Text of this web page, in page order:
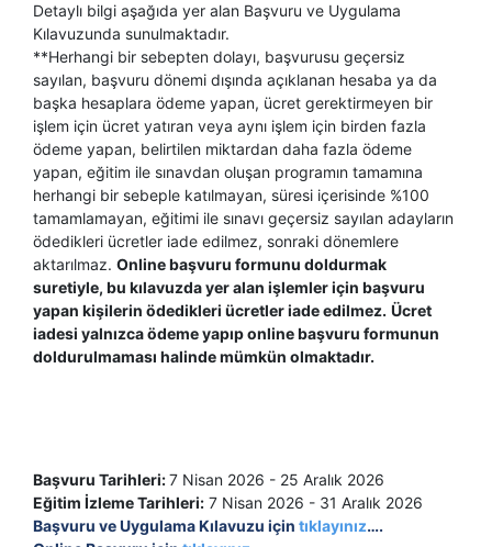
Detaylı bilgi aşağıda yer alan Başvuru ve Uygulama
Kılavuzunda sunulmaktadır.
**Herhangi bir sebepten dolayı, başvurusu geçersiz
sayılan, başvuru dönemi dışında açıklanan hesaba ya da
başka hesaplara ödeme yapan, ücret gerektirmeyen bir
işlem için ücret yatıran veya aynı işlem için birden fazla
ödeme yapan, belirtilen miktardan daha fazla ödeme
yapan, eğitim ile sınavdan oluşan programın tamamına
herhangi bir sebeple katılmayan, süresi içerisinde %100
tamamlamayan, eğitimi ile sınavı geçersiz sayılan adayların
ödedikleri ücretler iade edilmez, sonraki dönemlere
aktarılmaz. Online başvuru formunu doldurmak
suretiyle, bu kılavuzda yer alan işlemler için başvuru
yapan kişilerin ödedikleri ücretler iade edilmez. Ücret
iadesi yalnızca ödeme yapıp online başvuru formunun
doldurulmaması halinde mümkün olmaktadır.
Başvuru Tarihleri:7 Nisan 2026 - 25 Aralık 2026
Eğitim İzleme Tarihleri: 7 Nisan 2026 - 31 Aralık 2026
Başvuru ve Uygulama Kılavuzu için tıklayınız….